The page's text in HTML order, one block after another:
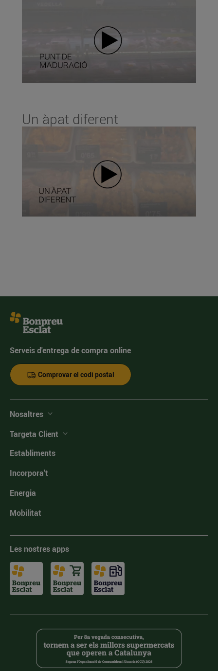
Un àpat diferent
Serveis d'entrega de compra online
Comprovar el codi postal
Nosaltres
Targeta Client
Establiments
Incorpora't
Energia
Mobilitat
Les nostres apps